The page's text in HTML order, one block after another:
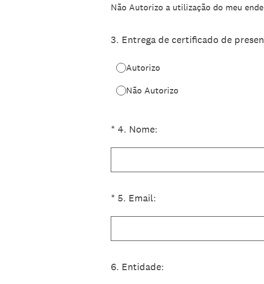
Não Autorizo a utilização do meu
3. Entrega de certificado de
Autorizo
Não Autorizo
* 4. Nome:
(Obrigatório)
* 5. Email:
(Obrigatório)
6. Entidade: